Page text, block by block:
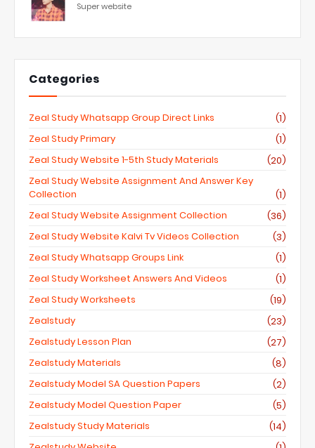
Super website
Categories
Zeal Study Whatsapp Group Direct Links
(1)
Zeal Study Primary
(1)
Zeal Study Website 1-5th Study Materials
(20)
Zeal Study Website Assignment And Answer Key
Collection
(1)
Zeal Study Website Assignment Collection
(36)
Zeal Study Website Kalvi Tv Videos Collection
(3)
Zeal Study Whatsapp Groups Link
(1)
Zeal Study Worksheet Answers And Videos
(1)
Zeal Study Worksheets
(19)
Zealstudy
(23)
Zealstudy Lesson Plan
(27)
Zealstudy Materials
(8)
Zealstudy Model SA Question Papers
(2)
Zealstudy Model Question Paper
(5)
Zealstudy Study Materials
(14)